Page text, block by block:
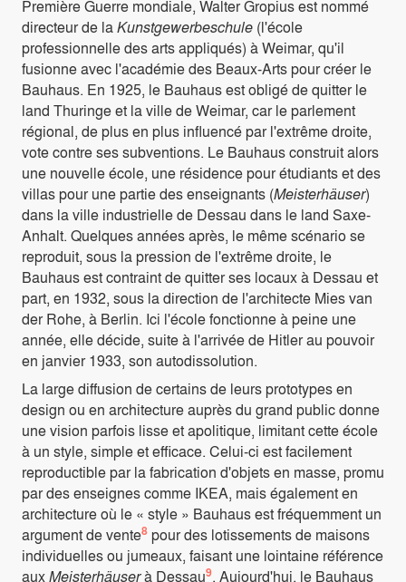
Première Guerre mondiale, Walter Gropius est nommé
directeur de laKunstgewerbeschule (l'école
professionnelle des arts appliqués) à Weimar, qu'il
fusionne avec l'académie des Beaux-Arts pour créer le
Bauhaus. En 1925, le Bauhaus est obligé de quitter le
land Thuringe et la ville de Weimar, car le parlement
régional, de plus en plus influencé par l'extrême droite,
vote contre ses subventions. Le Bauhaus construit alors
une nouvelle école, une résidence pour étudiants et des
villas pour une partie des enseignants (Meisterhäuser)
dans la ville industrielle de Dessau dans le land Saxe-
Anhalt. Quelques années après, le même scénario se
reproduit, sous la pression de l'extrême droite, le
Bauhaus est contraint de quitter ses locaux à Dessau et
part, en 1932, sous la direction de l'architecte Mies van
der Rohe, à Berlin. Ici l'école fonctionne à peine une
année, elle décide, suite à l'arrivée de Hitler au pouvoir
en janvier 1933, son autodissolution.
La large diffusion de certains de leurs prototypes en
design ou en architecture auprès du grand public donne
une vision parfois lisse et apolitique, limitant cette école
à un style, simple et efficace. Celui-ci est facilement
reproductible par la fabrication d'objets en masse, promu
par des enseignes comme IKEA, mais également en
architecture où le « style » Bauhaus est fréquemment un
argument de vente8 pour des lotissements de maisons
individuelles ou jumeaux, faisant une lointaine référence
auxMeisterhäuserà Dessau9. Aujourd'hui, le Bauhaus